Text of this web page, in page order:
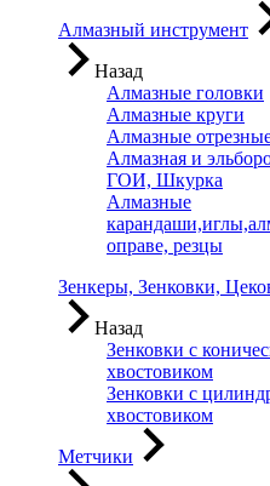
Алмазный инструмент
Назад
Алмазные головки
Алмазные круги
Алмазные
Алмазная и
ГОИ, Шкурка
Алмазные
оправе, резцы
Зенкеры, Зенковки,
Назад
Зенковки с
хвостовиком
Зенковки с
хвостовиком
Метчики